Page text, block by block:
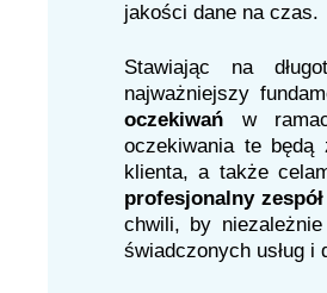
jakości dane na czas.
Stawiając na
najważniejszy
oczekiwań
w
oczekiwania te będą
klienta, a także
profesjonalny zespół
chwili, by
świadczonych usług i